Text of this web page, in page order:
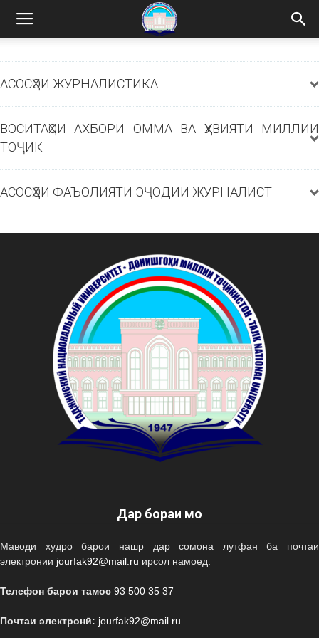
АСОСҲОИ ЖУРНАЛИСТИКА
ВОСИТАҲОИ АХБОРИ ОММА ВА ҲУВИЯТИ МИЛЛИИ
ТОҶИК
АСОСҲОИ ФАЪОЛИЯТИ ЭҶОДИИ ЖУРНАЛИСТ
Дар бораи мо
Маводи худро барои нашр дар сомона лутфан ба почтаи
электронии jourfak92@mail.ru ирсол намоед.
Телефон барои тамос 93 500 35 37
Почтаи электронӣ: jourfak92@mail.ru